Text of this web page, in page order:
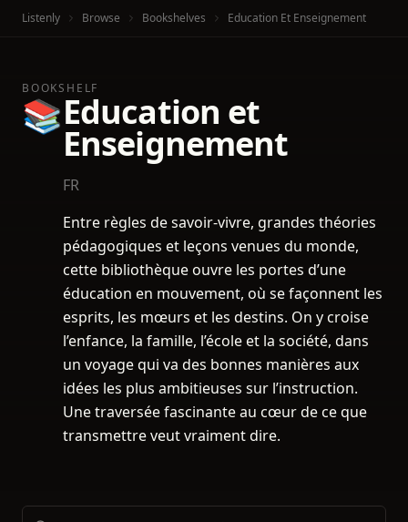
Listenly Browse Bookshelves Education Et Enseignement
BOOKSHELF
📚Education et
Enseignement
FR
Entre règles de savoir-vivre, grandes théories
pédagogiques et leçons venues du monde,
cette bibliothèque ouvre les portes d’une
éducation en mouvement, où se façonnent les
esprits, les mœurs et les destins. On y croise
l’enfance, la famille, l’école et la société, dans
un voyage qui va des bonnes manières aux
idées les plus ambitieuses sur l’instruction.
Une traversée fascinante au cœur de ce que
transmettre veut vraiment dire.